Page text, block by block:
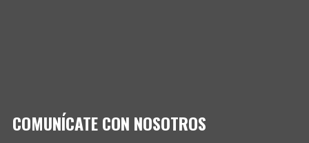
COMUNÍCATE CON NOSOTROS